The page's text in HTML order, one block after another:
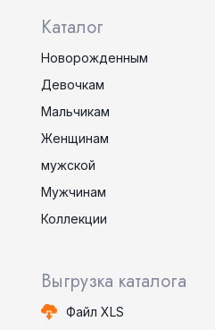
Каталог
Новорожденным
Девочкам
Мальчикам
Женщинам
мужской
Мужчинам
Коллекции
Выгрузка каталога
Файл XLS